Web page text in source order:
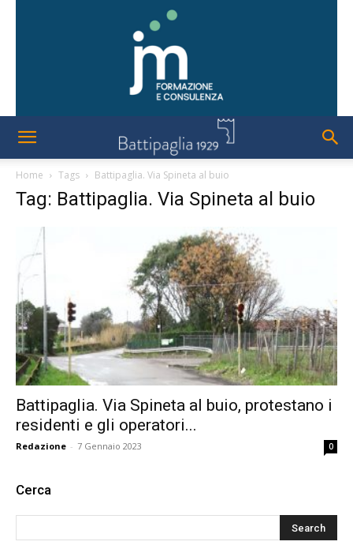
Home Tags Battipaglia. Via Spineta al buio
Tag: Battipaglia. Via Spineta al buio
Battipaglia. Via Spineta al buio, protestano i
residenti e gli operatori...
Redazione - 7 Gennaio 2023 0
Cerca